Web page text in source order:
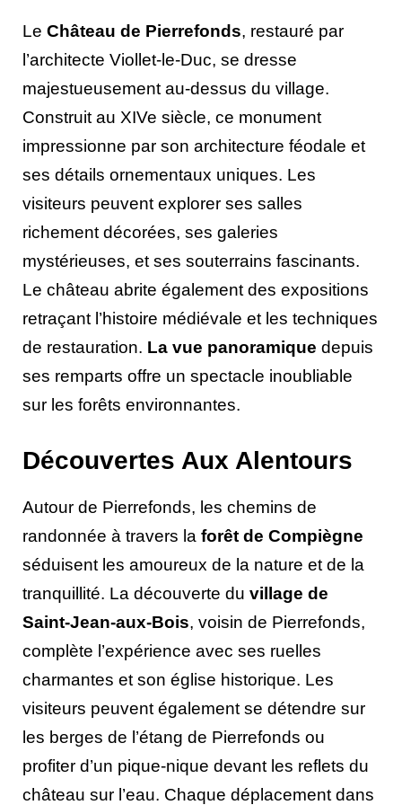
Le Château de Pierrefonds, restauré par
l’architecte Viollet-le-Duc, se dresse
majestueusement au-dessus du village.
Construit au XIVe siècle, ce monument
impressionne par son architecture féodale et
ses détails ornementaux uniques. Les
visiteurs peuvent explorer ses salles
richement décorées, ses galeries
mystérieuses, et ses souterrains fascinants.
Le château abrite également des expositions
retraçant l’histoire médiévale et les techniques
de restauration. La vue panoramique depuis
ses remparts offre un spectacle inoubliable
sur les forêts environnantes.
Découvertes Aux Alentours
Autour de Pierrefonds, les chemins de
randonnée à travers la forêt de Compiègne
séduisent les amoureux de la nature et de la
tranquillité. La découverte du village de
Saint-Jean-aux-Bois, voisin de Pierrefonds,
complète l’expérience avec ses ruelles
charmantes et son église historique. Les
visiteurs peuvent également se détendre sur
les berges de l’étang de Pierrefonds ou
profiter d’un pique-nique devant les reflets du
château sur l’eau. Chaque déplacement dans